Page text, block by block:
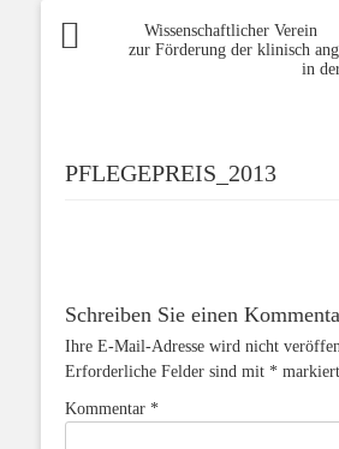
Wissenschaftlicher Verein
zur Förderung der klinisch
in
PFLEGEPREIS_2013
Schreiben Sie einen
Ihre E-Mail-Adresse wird nicht
Erforderliche Felder sind mit * markiert
Kommentar *